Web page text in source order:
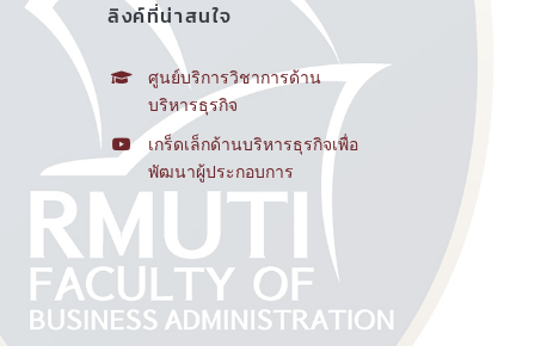
ลิงค์ที่น่าสนใจ
ศูนย์บริการวิชาการด้าน
บริหารธุรกิจ
เกร็ดเล็กด้านบริหารธุรกิจเพื่อ
พัฒนาผู้ประกอบการ